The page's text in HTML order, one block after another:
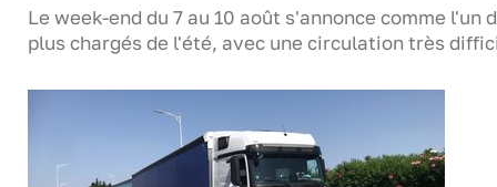
Le week-end du 7 au 10 août s'annonce comme l'un
plus chargés de l'été, avec une circulation très